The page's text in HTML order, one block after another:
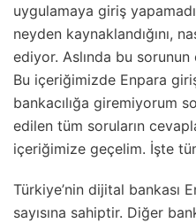
uygulamaya giriş
neyden kaynaklandığını,
ediyor. Aslında bu
Bu içeriğimizde Enpara
bankacılığa giremiyorum
edilen tüm soruların
içeriğimize geçelim. İşte
Türkiye’nin dijital bankası
sayısına sahiptir. Diğer